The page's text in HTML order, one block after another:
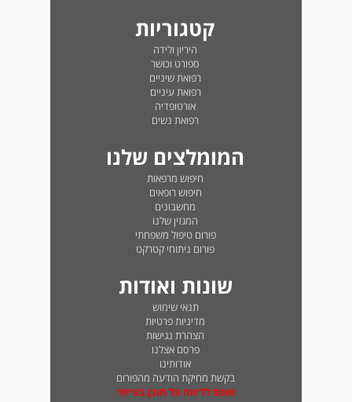
קטגוריות
היריון ולידה
ספורט וכושר
רפואת שיניים
רפואת עיניים
אורטופדיה
רפואת נשים
המומלצים שלנו
חיפוש מרפאות
חיפוש רופאים
מחשבונים
המגזין שלנו
פורום טיפול משפחתי
פורום ניתוחי קטרקט
שונות ואודות
תנאי שימוש
מדיניות פרטיות
הצהרת נגישות
פרסם אצלנו
אודותינו
בקשת מחיקת הודעה מהפורום
טופס לדיווח על תוכן בעייתי